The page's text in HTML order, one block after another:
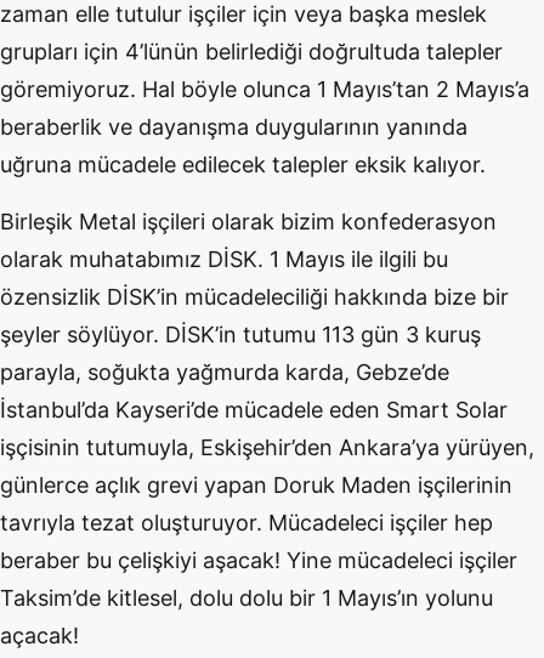
zaman elle tutulur işçiler için veya başka meslek
grupları için 4’lünün belirlediği doğrultuda talepler
göremiyoruz. Hal böyle olunca 1 Mayıs’tan 2 Mayıs’a
beraberlik ve dayanışma duygularının yanında
uğruna mücadele edilecek talepler eksik kalıyor.
Birleşik Metal işçileri olarak bizim konfederasyon
olarak muhatabımız DİSK. 1 Mayıs ile ilgili bu
özensizlik DİSK’in mücadeleciliği hakkında bize bir
şeyler söylüyor. DİSK’in tutumu 113 gün 3 kuruş
parayla, soğukta yağmurda karda, Gebze’de
İstanbul’da Kayseri’de mücadele eden Smart Solar
işçisinin tutumuyla, Eskişehir’den Ankara’ya yürüyen,
günlerce açlık grevi yapan Doruk Maden işçilerinin
tavrıyla tezat oluşturuyor. Mücadeleci işçiler hep
beraber bu çelişkiyi aşacak! Yine mücadeleci işçiler
Taksim’de kitlesel, dolu dolu bir 1 Mayıs’ın yolunu
açacak!